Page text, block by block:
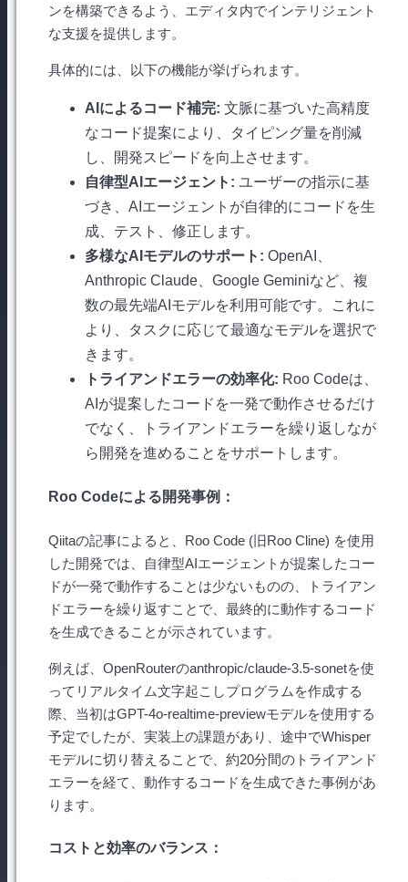
ンを構築できるよう、エディタ内でインテリジェント
な支援を提供します。
具体的には、以下の機能が挙げられます。
AIによるコード補完: 文脈に基づいた高精度
なコード提案により、タイピング量を削減
し、開発スピードを向上させます。
自律型AIエージェント: ユーザーの指示に基
づき、AIエージェントが自律的にコードを生
成、テスト、修正します。
多様なAIモデルのサポート: OpenAI、
Anthropic Claude、Google Geminiなど、複
数の最先端AIモデルを利用可能です。これに
より、タスクに応じて最適なモデルを選択で
きます。
トライアンドエラーの効率化: Roo Codeは、
AIが提案したコードを一発で動作させるだけ
でなく、トライアンドエラーを繰り返しなが
ら開発を進めることをサポートします。
Roo Codeによる開発事例：
Qiitaの記事によると、Roo Code (旧Roo Cline) を使用
した開発では、自律型AIエージェントが提案したコー
ドが一発で動作することは少ないものの、トライアン
ドエラーを繰り返すことで、最終的に動作するコード
を生成できることが示されています。
例えば、OpenRouterのanthropic/claude-3.5-sonetを使
ってリアルタイム文字起こしプログラムを作成する
際、当初はGPT-4o-realtime-previewモデルを使用する
予定でしたが、実装上の課題があり、途中でWhisper
モデルに切り替えることで、約20分間のトライアンド
エラーを経て、動作するコードを生成できた事例があ
ります。
コストと効率のバランス：